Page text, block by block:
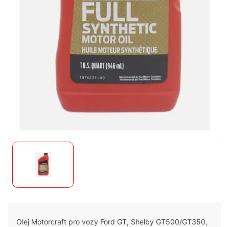
Olej Motorcraft pro vozy Ford GT, Shelby GT500/GT350,